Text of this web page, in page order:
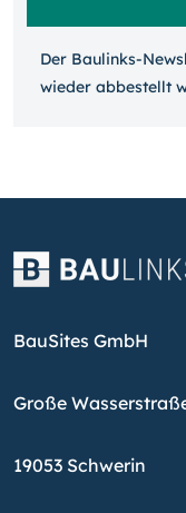
Der Baulinks-
wieder ab­bestellt
BauSites GmbH
Große
19053 Schwerin